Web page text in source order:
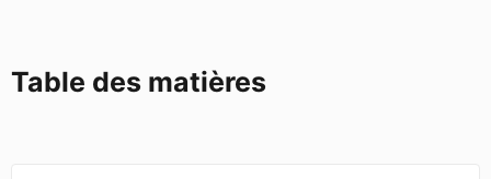
Table des matières